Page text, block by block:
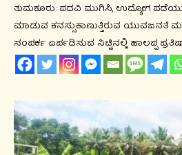
ತುಮಕೂರು: ಪದವಿ ಮುಗಿಸಿ, ಉದ್ಯೋಗ
ಮಾಡುವ ಕನಸ್ಸುಕಾಣುತ್ತಿರುವ ಯುವಜನತೆ
ಸಂಪರ್ಕ ಏರ್ಪಡಿಸುವ ನಿಟ್ಟಿನಲ್ಲಿ ಹಾಲಪ್ಪ